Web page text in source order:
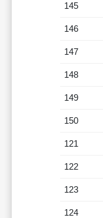
145
146
147
148
149
150
121
122
123
124